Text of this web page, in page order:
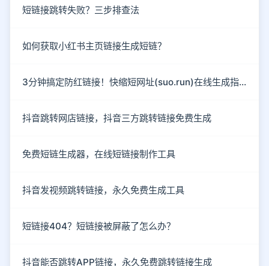
短链接跳转失败？三步排查法
如何获取小红书主页链接生成短链？
3分钟搞定防红链接！快缩短网址(suo.run)在线生成指南
抖音跳转网店链接，抖音三方跳转链接免费生成
免费短链生成器，在线短链接制作工具
抖音发视频跳转链接，永久免费生成工具
短链接404？短链接被屏蔽了怎么办？
抖音能否跳转APP链接，永久免费跳转链接生成